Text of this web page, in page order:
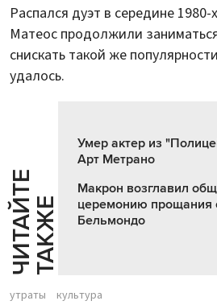
Распался дуэт в середине
Матеос продолжили
снискать такой же
удалось.
Ч
И
Т
АЙ
Т
Е
Т
А
К
ЖЕ
Умер актер из
Арт Метрано
Макрон возглавил
церемонию
Бельмондо
утраты культура